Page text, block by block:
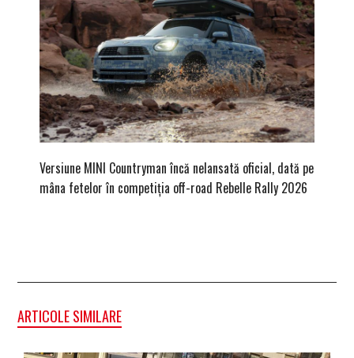
Versiune MINI Countryman încă nelansată oficial, dată pe
mâna fetelor în competiția off-road Rebelle Rally 2026
ARTICOLE SIMILARE